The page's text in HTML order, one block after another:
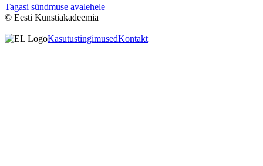
Tagasi sündmuse avalehele
© Eesti Kunstiakadeemia
KasutustingimusedKontakt